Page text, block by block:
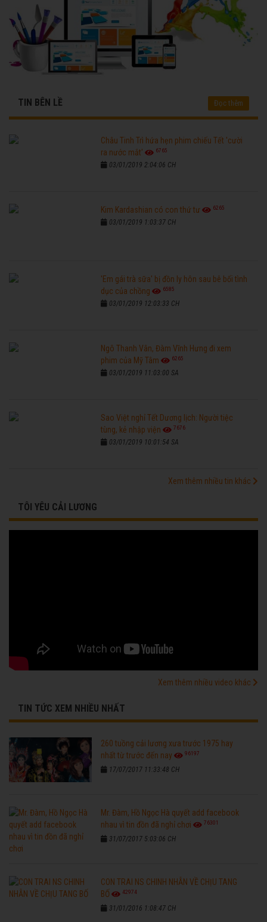
TIN BÊN LỀ Đọc thêm
Châu Tinh Trì hứa hẹn phim chiếu Tết 'cười
ra nước mắt'
6765
03/01/2019 2:04:06 CH
Kim Kardashian có con thứ tư 6265
03/01/2019 1:03:37 CH
'Em gái trà sữa' bị đồn ly hôn sau bê bối tình
dục của chồng
6585
03/01/2019 12:03:33 CH
Ngô Thanh Vân, Đàm Vĩnh Hưng đi xem
phim của Mỹ Tâm
6265
03/01/2019 11:03:00 SA
Sao Việt nghỉ Tết Dương lịch: Người tiệc
tùng, kẻ nhập viện
7676
03/01/2019 10:01:54 SA
Xem thêm nhiều tin khác
TÔI YÊU CẢI LƯƠNG
Xem thêm nhiều video khác
TIN TỨC XEM NHIỀU NHẤT
260 tuồng cải lương xưa trước 1975 hay
nhất từ trước đến nay
96197
17/07/2017 11:33:48 CH
Mr. Đàm, Hồ Ngọc Hà quyết add facebook
nhau vì tin đồn đã nghỉ chơi
76301
31/07/2017 5:03:06 CH
CON TRAI NS CHINH NHẪN VỀ CHỊU TANG
BỐ
42974
31/01/2016 1:08:47 CH